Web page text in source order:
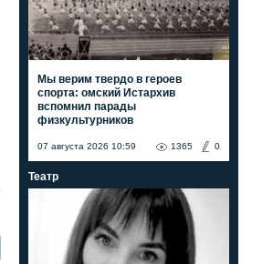
Мы верим твердо в героев
спорта: омский Истархив
вспомнил парады
физкультурников
07 августа 2026 10:59 0
1365
Театр